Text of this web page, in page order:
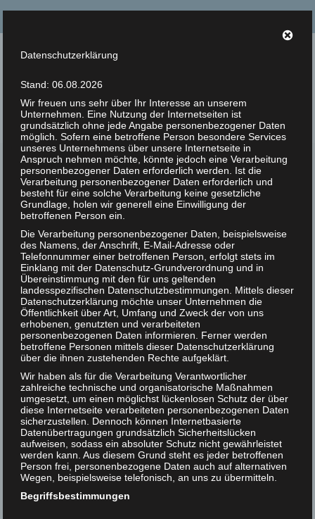
Tierrechte Kaplan
Helmut F. Kaplan – Philosoph und Autor
Menü
Zur Person
Artikel
Bücher
Zitate
Photos
Animal Rights Art
Helmut F. Kaplan unterstützen
Kontakt
Gesellschaft
7
FEB 2020
Freude, schöner
Götterfunken
0
Datenschutzerklärung
Stand: 06.08.2026
Wir freuen uns sehr über Ihr Interesse an unserem
Unternehmen. Eine Nutzung der Internetseiten ist
grundsätzlich ohne jede Angabe personenbezogener Daten
möglich. Sofern eine betroffene Person besondere Services
unseres Unternehmens über unsere Internetseite in
Anspruch nehmen möchte, könnte jedoch eine Verarbeitung
personenbezogener Daten erforderlich werden. Ist die
Verarbeitung personenbezogener Daten erforderlich und
besteht für eine solche Verarbeitung keine gesetzliche
Grundlage, holen wir generell eine Einwilligung der
betroffenen Person ein.
Die Verarbeitung personenbezogener Daten, beispielsweise
des Namens, der Anschrift, E-Mail-Adresse oder
Telefonnummer einer betroffenen Person, erfolgt stets im
Einklang mit der Datenschutz-Grundverordnung und in
Übereinstimmung mit den für uns geltenden
landesspezifischen Datenschutzbestimmungen. Mittels dieser
Datenschutzerklärung möchte unser Unternehmen die
Öffentlichkeit über Art, Umfang und Zweck der von uns
erhobenen, genutzten und verarbeiteten
personenbezogenen Daten informieren. Ferner werden
betroffene Personen mittels dieser Datenschutzerklärung
über die ihnen zustehenden Rechte aufgeklärt.
Wir haben als für die Verarbeitung Verantwortlicher
zahlreiche technische und organisatorische Maßnahmen
umgesetzt, um einen möglichst lückenlosen Schutz der über
diese Internetseite verarbeiteten personenbezogenen Daten
sicherzustellen. Dennoch können Internetbasierte
Datenübertragungen grundsätzlich Sicherheitslücken
aufweisen, sodass ein absoluter Schutz nicht gewährleistet
werden kann. Aus diesem Grund steht es jeder betroffenen
Person frei, personenbezogene Daten auch auf alternativen
Wegen, beispielsweise telefonisch, an uns zu übermitteln.
Begriffsbestimmungen